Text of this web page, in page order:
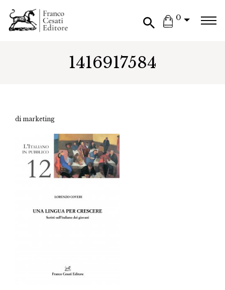
0
1416917584
di marketing